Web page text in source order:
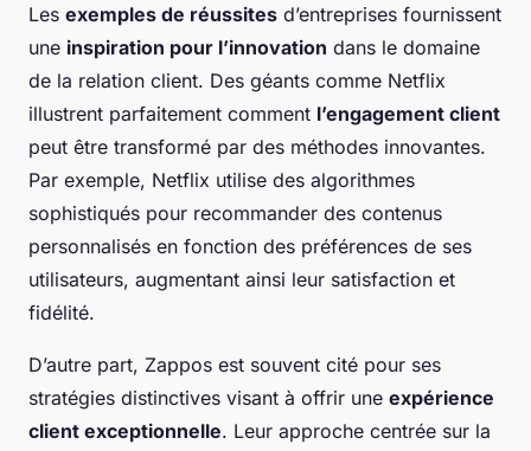
Les exemples de réussites d’entreprises fournissent
une inspiration pour l’innovation dans le domaine
de la relation client. Des géants comme Netflix
illustrent parfaitement comment l’engagement client
peut être transformé par des méthodes innovantes.
Par exemple, Netflix utilise des algorithmes
sophistiqués pour recommander des contenus
personnalisés en fonction des préférences de ses
utilisateurs, augmentant ainsi leur satisfaction et
fidélité.
D’autre part, Zappos est souvent cité pour ses
stratégies distinctives visant à offrir une expérience
client exceptionnelle. Leur approche centrée sur la